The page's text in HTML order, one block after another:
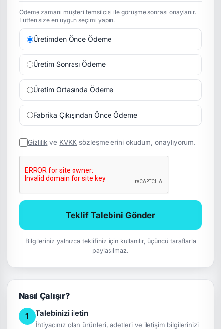
Ödeme zamanı müşteri temsilcisi ile görüşme sonrası onaylanır.
Lütfen size en uygun seçimi yapın.
Üretimden Önce Ödeme
Üretim Sonrası Ödeme
Üretim Ortasında Ödeme
Fabrika Çıkışından Önce Ödeme
Gizlilik ve KVKK sözleşmelerini okudum, onaylıyorum.
Teklif Talebini Gönder
Bilgileriniz yalnızca teklifiniz için kullanılır, üçüncü taraflarla
paylaşılmaz.
Nasıl Çalışır?
1 Talebinizi iletin
İhtiyacınız olan ürünleri, adetleri ve iletişim bilgilerinizi